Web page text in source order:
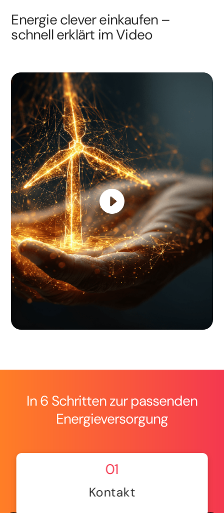
Energie clever einkaufen –
schnell erklärt im Video
In 6 Schritten zur passenden
Energieversorgung
01
Kontakt